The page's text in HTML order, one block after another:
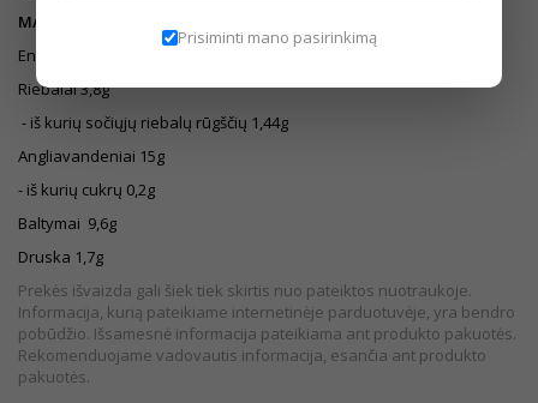
MAISTINĖ VERTĖ (100g)
Energinė vertė 559kJ/133kcal
Riebalai 3,8g
- iš kurių sočiųjų riebalų rūgščių 1,44g
Angliavandeniai 15g
- iš kurių cukrų 0,2g
Baltymai 9,6g
Druska 1,7g
Prekės išvaizda gali šiek tiek skirtis nuo pateiktos nuotraukoje.
Informacija, kurią pateikiame internetinėje parduotuvėje, yra bendro
pobūdžio. Išsamesnė informacija pateikiama ant produkto pakuotės.
Rekomenduojame vadovautis informacija, esančia ant produkto
pakuotės.
Prisiminti mano pasirinkimą